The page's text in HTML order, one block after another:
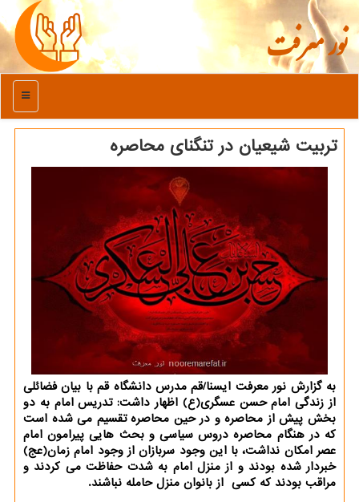
نور معرفت
منو
تربیت شیعیان در تنگنای محاصره
به گزارش نور معرفت ایسنا/قم مدرس دانشگاه قم با بیان فضائلی
از زندگی امام حسن عسگری(ع) اظهار داشت: تدریس امام به دو
بخش پیش از محاصره و در حین محاصره تقسیم می شده است
كه در هنگام محاصره دروس سیاسی و بحث هایی پیرامون امام
عصر امكان نداشت، با این وجود سربازان از وجود امام زمان(عج)
خبردار شده بودند و از منزل امام به شدت حفاظت می كردند و
مراقب بودند كه كسی از بانوان منزل حامله نباشند.